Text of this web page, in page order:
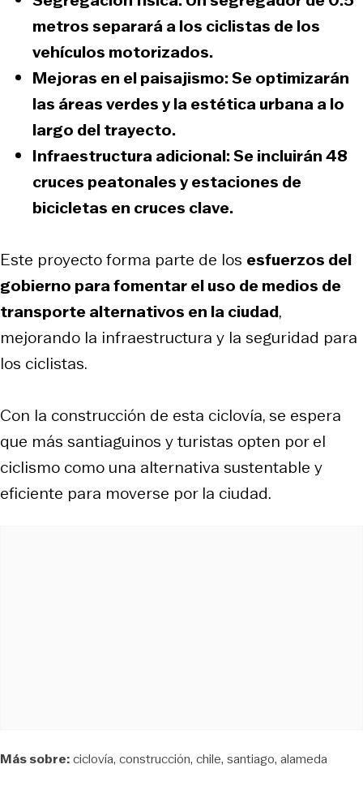
metros separará a los ciclistas de los
vehículos motorizados.
Mejoras en el paisajismo:Se optimizarán
las áreas verdes y la estética urbana a lo
largo del trayecto.
Infraestructura adicional:Se incluirán 48
cruces peatonales y estaciones de
bicicletas en cruces clave.
Este proyecto forma parte de los esfuerzos del
gobierno para fomentar el uso de medios de
transporte alternativos en la ciudad,
mejorando la infraestructura y la seguridad para
los ciclistas.
Con la construcción de esta ciclovía, se espera
que más santiaguinos y turistas opten por el
ciclismo como una alternativa sustentable y
eficiente para moverse por la ciudad.
Más sobre:ciclovía construcción chile santiago alameda